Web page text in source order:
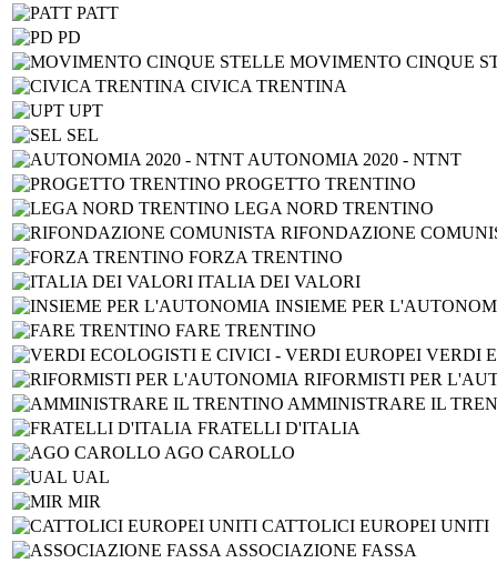
PATT
PD
MOVIMENTO CINQUE
CIVICA TRENTINA
UPT
SEL
AUTONOMIA 2020 - NTNT
PROGETTO TRENTINO
LEGA NORD TRENTINO
RIFONDAZIONE
FORZA TRENTINO
ITALIA DEI VALORI
INSIEME PER
FARE TRENTINO
VERDI
RIFORMISTI PER
AMMINISTRARE IL
FRATELLI D'ITALIA
AGO CAROLLO
UAL
MIR
CATTOLICI EUROPEI UNITI
ASSOCIAZIONE FASSA